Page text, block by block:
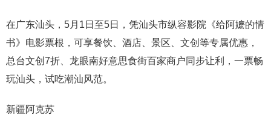
在广东汕头，5月1日至5日，凭汕头市纵容影院《给阿嬷的情
书》电影票根，可享餐饮、酒店、景区、文创等专属优惠，
总台文创7折、龙眼南好意思食街百家商户同步让利，一票畅
玩汕头，试吃潮汕风范。
新疆阿克苏